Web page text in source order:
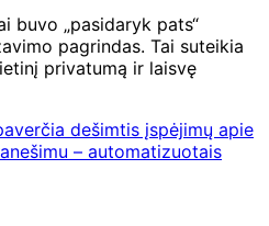
buvo „pasidaryk pats“
pagrindas. Tai suteikia
privatumą ir laisvę